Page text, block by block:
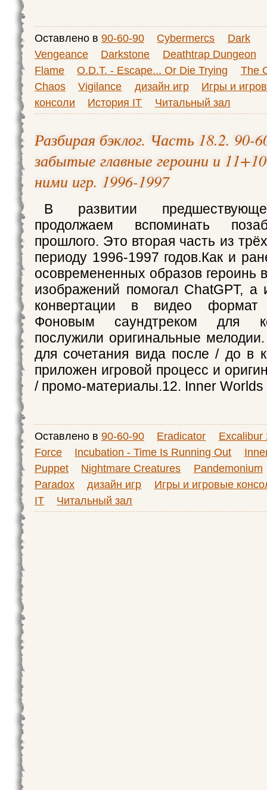
Оставлено в 90-60-90 Cybermercs
Dark
Vengeance
Darkstone
Deathtrap Dungeon
Flame
O.D.T. - Escape... Or Die Trying
The
Chaos
Vigilance дизайн игр
Игры и
консоли
История IT Читальный зал
Разбирая бэклог. Часть 18.2. 90-
забытые главные героини и
ними игр. 1996-1997
В развитии
продолжаем вспоминать
прошлого. Это вторая часть из
периоду 1996-1997 годов.Как и
осовремененных образов героинь
изображений помогал ChatGPT,
конвертации в видео формат
Фоновым саундтреком для
послужили оригинальные
для сочетания вида после / до в
приложен игровой процесс и
/ промо-материалы.12. Inner Worlds
Оставлено в 90-60-90 Eradicator
Excalibur
Force
Incubation - Time Is Running Out
Puppet
Nightmare Creatures
Pandemonium
Paradox
дизайн игр
Игры и игровые
IT
Читальный зал